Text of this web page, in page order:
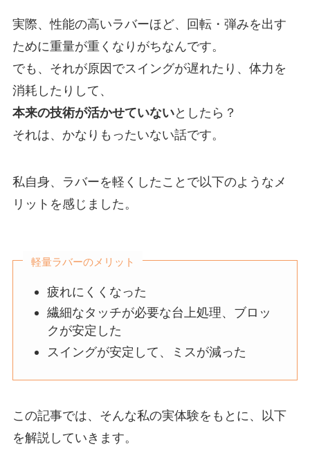
実際、性能の高いラバーほど、回転・弾みを出す
ために重量が重くなりがちなんです。
でも、それが原因でスイングが遅れたり、体力を
消耗したりして、
本来の技術が活かせていないとしたら？
それは、かなりもったいない話です。
私自身、ラバーを軽くしたことで以下のようなメ
リットを感じました。
軽量ラバーのメリット
疲れにくくなった
繊細なタッチが必要な台上処理、ブロッ
クが安定した
スイングが安定して、ミスが減った
この記事では、そんな私の実体験をもとに、以下
を解説していきます。